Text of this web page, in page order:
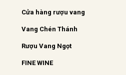
Cửa hàng rượu vang
Vang Chén Thánh
Rượu Vang Ngọt
FINE WINE